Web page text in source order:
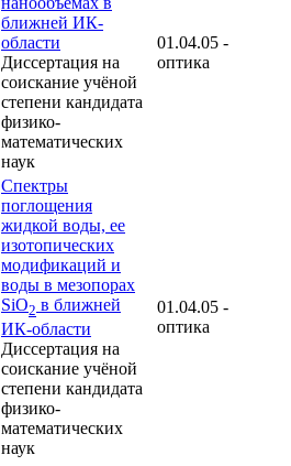
ближней ИК-
области
Диссертация на
соискание учёной
степени кандидата
физико-
математических
наук
01.04.05 -
оптика
Спектры
поглощения
жидкой воды, ее
изотопических
модификаций и
воды в мезопорах
SiO2 в ближней
ИК-области
Диссертация на
соискание учёной
степени кандидата
физико-
математических
наук
01.04.05 -
оптика